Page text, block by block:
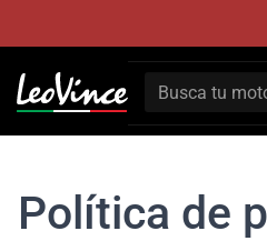
Política de